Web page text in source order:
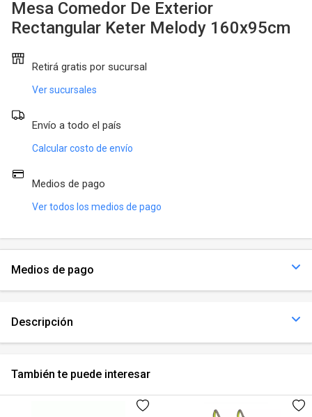
Calefones
Ver todos
Aspiradoras
Máquinas de Coser
Cortadoras de Fiambre
Mesa Comedor De Exterior
Rectangular Keter Melody 160x95cm
Retirá gratis por sucursal
Ver sucursales
Envío a todo el país
Calcular costo de envío
Medios de pago
Ver todos los medios de pago
Medios de pago
Descripción
También te puede interesar